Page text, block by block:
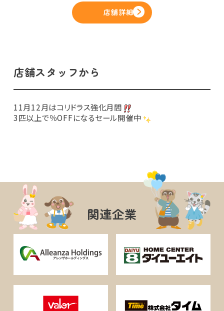
店舗詳細
店舗スタッフから
11月12月はコリドラス強化月間
3匹以上で％OFFになるセール開催中
関連企業